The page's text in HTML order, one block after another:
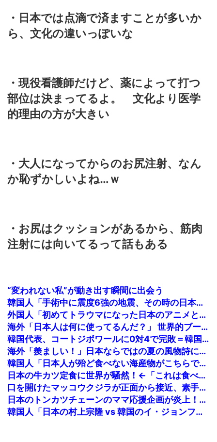
・日本では点滴で済ますことが多いか
ら、文化の違いっぽいな
・現役看護師だけど、薬によって打つ
部位は決まってるよ。 文化より医学
的理由の方が大きい
・大人になってからのお尻注射、なん
か恥ずかしいよね…ｗ
・お尻はクッションがあるから、筋肉
注射には向いてるって話もある
“変われない私”が動き出す瞬間に出会う
韓国人「手術中に震度6強の地震、その時の日本の医療スタッフたちの姿をご覧ください」→「マジで鳥肌立った」「こういう姿は韓国も見習わないと」「あんな状況なら日本だけではなく韓国の医療関係者も同じように行動したはずだ」【熊本地震】
外国人「初めてトラウマになった日本のアニメといえば何？」
海外「日本人は何に使ってるんだ？」 世界的ブームの日本の食品、買ってみたものの使い道が分からない外国人が続出
韓国代表、コートジボワールに0対4で完敗＝韓国の反応
海外「羨ましい！」日本ならではの夏の風物詩に海外がびっくり仰天
韓国人「日本人が殆ど食べない海産物がこちらです‥」→「島国の日本人がどうして食べない？」
日本の牛カツ定食に世界が騒然！←「これは食べたい」（海外の反応）
口を開けたマッコウクジラが正面から接近、素手で頭を押し返すダイバー「まだ子どもで、変な魚が何なのか確かめてるだけ」【海外の反応】
日本のトンカツチェーンのママ応援企画が炎上！←「怒る理由が欲しいだけ」（海外の反応）
韓国人「日本の村上宗隆 vs 韓国のイ・ジョンフ」→「」【MLB】